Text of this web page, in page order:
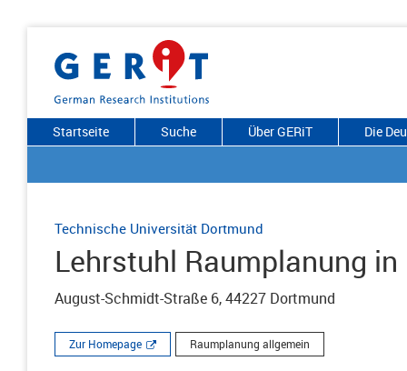
Startseite Suche Über GERiT Die
Technische Universität Dortmund
Lehrstuhl Raumplanung in
August-Schmidt-Straße 6, 44227 Dortmund
Zur Homepage Raumplanung allgemein